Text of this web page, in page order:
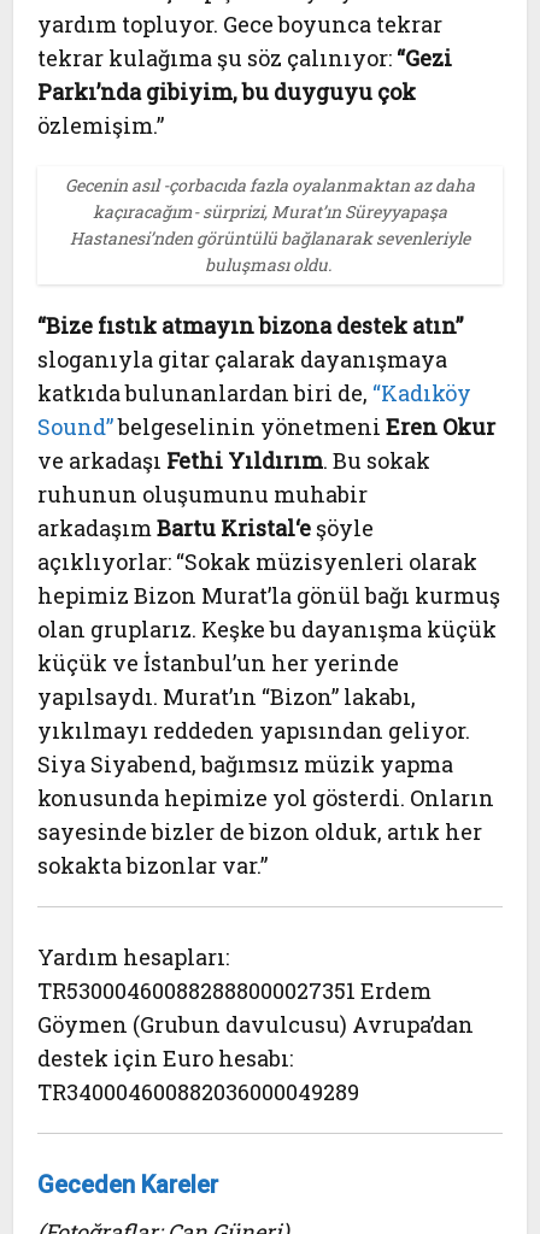
yardım topluyor. Gece boyunca tekrar
tekrar kulağıma şu söz çalınıyor: “Gezi
Parkı’nda gibiyim, bu duyguyu çok
özlemişim.”
Gecenin asıl -çorbacıda fazla oyalanmaktan az daha
kaçıracağım- sürprizi, Murat’ın Süreyyapaşa
Hastanesi’nden görüntülü bağlanarak sevenleriyle
buluşması oldu.
“Bize fıstık atmayın bizona destek atın”
sloganıyla gitar çalarak dayanışmaya
katkıda bulunanlardan biri de, “Kadıköy
Sound”belgeselinin yönetmeniEren Okur
ve arkadaşı Fethi Yıldırım. Bu sokak
ruhunun oluşumunu muhabir
arkadaşımBartu Kristal‘e şöyle
açıklıyorlar: “Sokak müzisyenleri olarak
hepimiz Bizon Murat’la gönül bağı kurmuş
olan gruplarız. Keşke bu dayanışma küçük
küçük ve İstanbul’un her yerinde
yapılsaydı. Murat’ın “Bizon” lakabı,
yıkılmayı reddeden yapısından geliyor.
Siya Siyabend, bağımsız müzik yapma
konusunda hepimize yol gösterdi. Onların
sayesinde bizler de bizon olduk, artık her
sokakta bizonlar var.”
Yardım hesapları:
TR530004600882888000027351 Erdem
Göymen (Grubun davulcusu) Avrupa’dan
destek için Euro hesabı:
TR340004600882036000049289
Geceden Kareler